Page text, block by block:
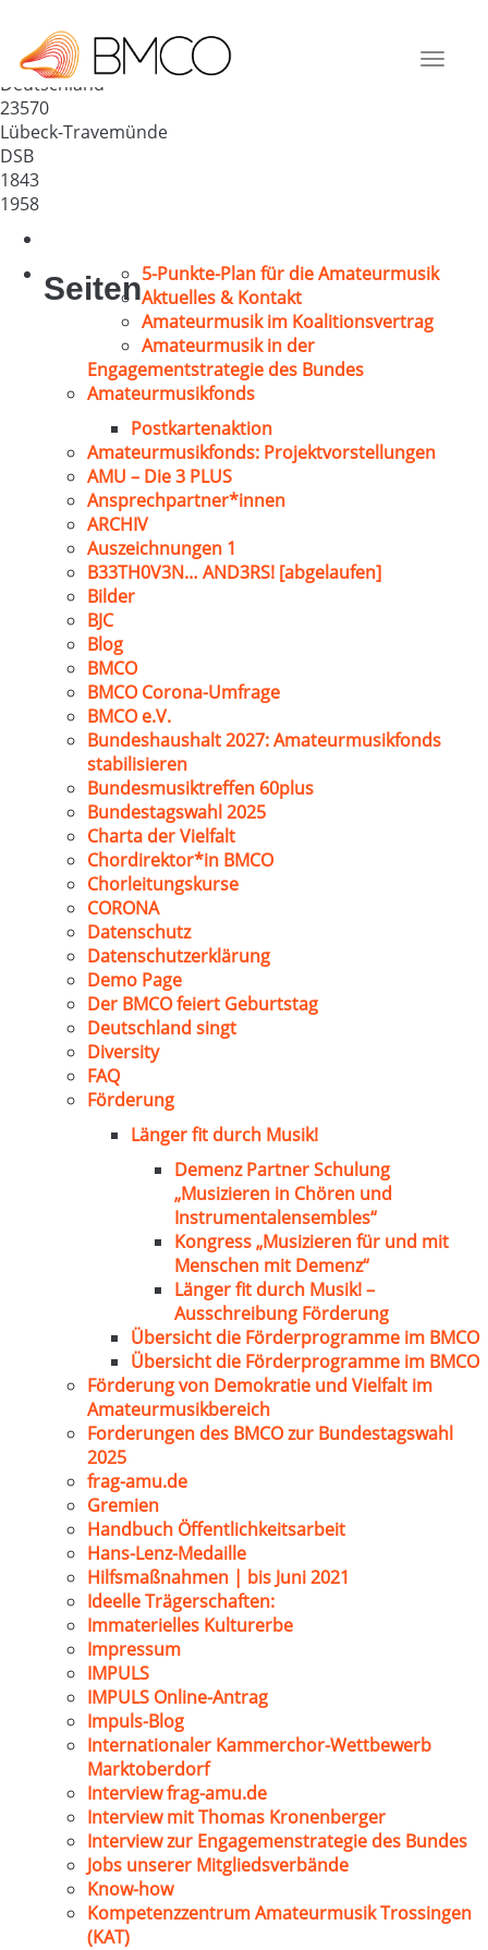
Toggle
1843
Deutschland
23570
Lübeck-Travemünde
DSB
1843
1958
Seiten5-Punkte-Plan für die Amateurmusik
Aktuelles & Kontakt
Amateurmusik im Koalitionsvertrag
Amateurmusik in der
Engagementstrategie des Bundes
Amateurmusikfonds
Postkartenaktion
Amateurmusikfonds: Projektvorstellungen
AMU – Die 3 PLUS
Ansprechpartner*innen
ARCHIV
Auszeichnungen 1
B33TH0V3N… AND3RS! [abgelaufen]
Bilder
BJC
Blog
BMCO
BMCO Corona-Umfrage
BMCO e.V.
Bundeshaushalt 2027: Amateurmusikfonds
stabilisieren
Bundesmusiktreffen 60plus
Bundestagswahl 2025
Charta der Vielfalt
Chordirektor*in BMCO
Chorleitungskurse
CORONA
Datenschutz
Datenschutzerklärung
Demo Page
Der BMCO feiert Geburtstag
Deutschland singt
Diversity
FAQ
Förderung
Länger fit durch Musik!
Demenz Partner Schulung
„Musizieren in Chören und
Instrumentalensembles“
Kongress „Musizieren für und mit
Menschen mit Demenz“
Länger fit durch Musik! –
Ausschreibung Förderung
Übersicht die Förderprogramme im BMCO
Übersicht die Förderprogramme im BMCO
Förderung von Demokratie und Vielfalt im
Amateurmusikbereich
Forderungen des BMCO zur Bundestagswahl
2025
frag-amu.de
Gremien
Handbuch Öffentlichkeitsarbeit
Hans-Lenz-Medaille
Hilfsmaßnahmen | bis Juni 2021
Ideelle Trägerschaften:
Immaterielles Kulturerbe
Impressum
IMPULS
IMPULS Online-Antrag
Impuls-Blog
Internationaler Kammerchor-Wettbewerb
Marktoberdorf
Interview frag-amu.de
Interview mit Thomas Kronenberger
Interview zur Engagemenstrategie des Bundes
Jobs unserer Mitgliedsverbände
Know-how
Kompetenzzentrum Amateurmusik Trossingen
(KAT)